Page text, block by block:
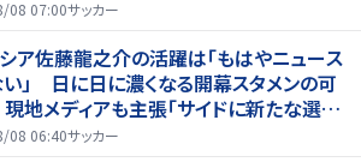
08 07:00サッカー
ア佐藤龍之介の活躍は「もはやニュース
」 日に日に濃くなる開幕スタメンの可
地メディアも主張「サイドに新たな選択
する」
08 06:40サッカー